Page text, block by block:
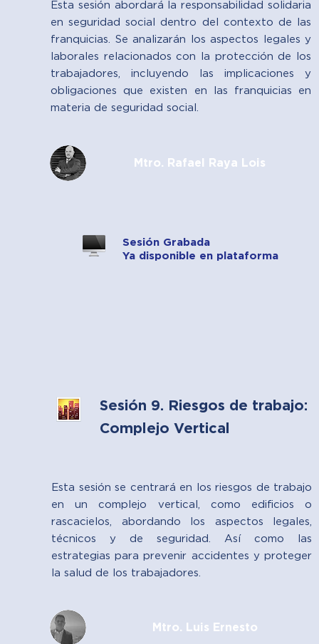
Esta sesión abordará la responsabilidad solidaria
en seguridad social dentro del contexto de las
franquicias. Se analizarán los aspectos legales y
laborales relacionados con la protección de los
trabajadores, incluyendo las implicaciones y
obligaciones que existen en las franquicias en
materia de seguridad social.
Mtro. Rafael Raya Lois
Sesión Grabada
Ya disponible en plataforma
Sesión 9. Riesgos de trabajo:
Complejo Vertical
Esta sesión se centrará en los riesgos de trabajo
en un complejo vertical, como edificios o
rascacielos, abordando los aspectos legales,
técnicos y de seguridad. Así como las
estrategias para prevenir accidentes y proteger
la salud de los trabajadores.
Mtro. Luis Ernesto